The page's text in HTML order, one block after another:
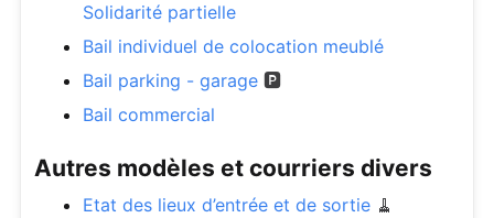
Solidarité partielle
Bail individuel de colocation meublé
Bail parking - garage 🅿️
Bail commercial
Autres modèles et courriers divers
Etat des lieux d’entrée et de sortie 🧹